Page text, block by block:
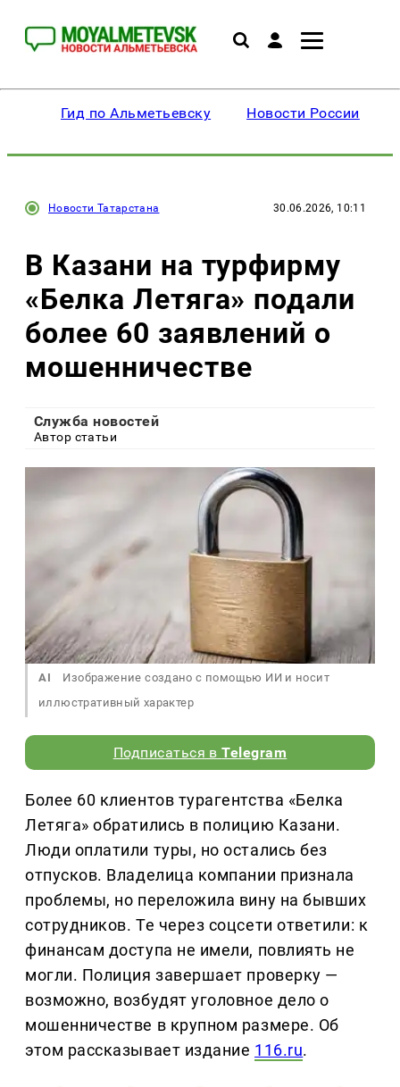
Гид по Альметьевску Новости России
Новости Татарстана 30.06.2026, 10:11
В Казани на турфирму
«Белка Летяга» подали
более 60 заявлений о
мошенничестве
Служба новостей
Автор статьи
AI
Изображение создано с помощью ИИ и носит
иллюстративный характер
Подписаться вTelegram
Более 60 клиентов турагентства «Белка
Летяга» обратились в полицию Казани.
Люди оплатили туры, но остались без
отпусков. Владелица компании признала
проблемы, но переложила вину на бывших
сотрудников. Те через соцсети ответили: к
финансам доступа не имели, повлиять не
могли. Полиция завершает проверку —
возможно, возбудят уголовное дело о
мошенничестве в крупном размере. Об
этом рассказывает издание 116.ru.